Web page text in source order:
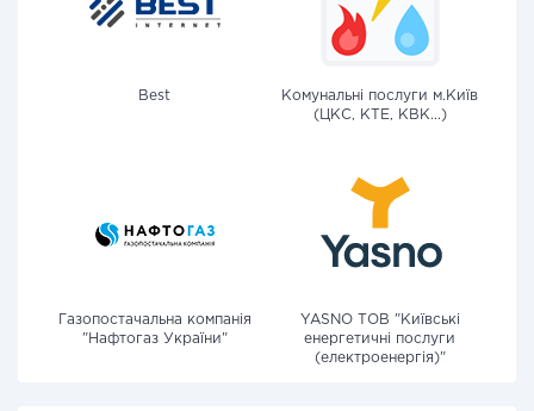
Best
Комунальні послуги м.Київ
(ЦКС, КТЕ, КВК...)
Газопостачальна компанія
"Нафтогаз України"
YASNO ТОВ "Київські
енергетичні послуги
(електроенергія)"